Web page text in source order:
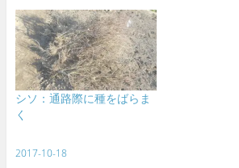
シソ：通路際に種をばらま
く
2017-10-18